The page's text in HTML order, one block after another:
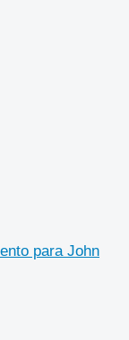
para John